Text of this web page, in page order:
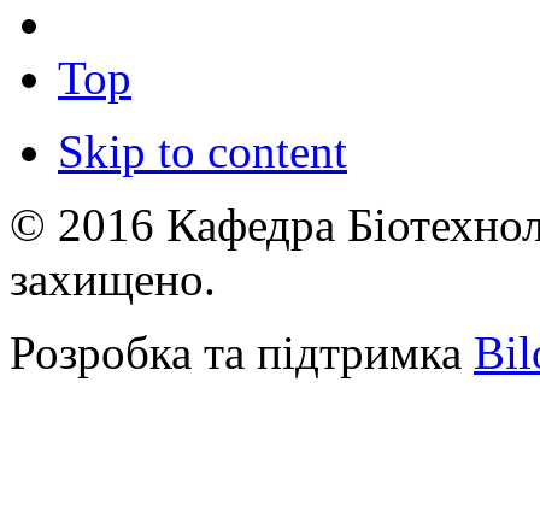
Top
Skip to content
© 2016 Кафедра
захищено.
Розробка та підтримка